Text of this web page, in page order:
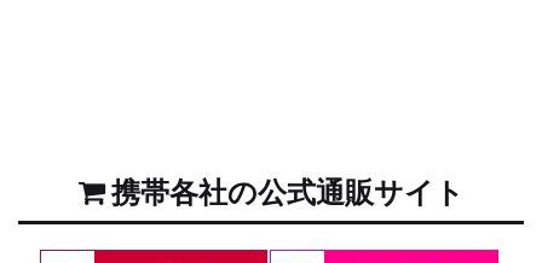
携帯各社の公式通販サイト